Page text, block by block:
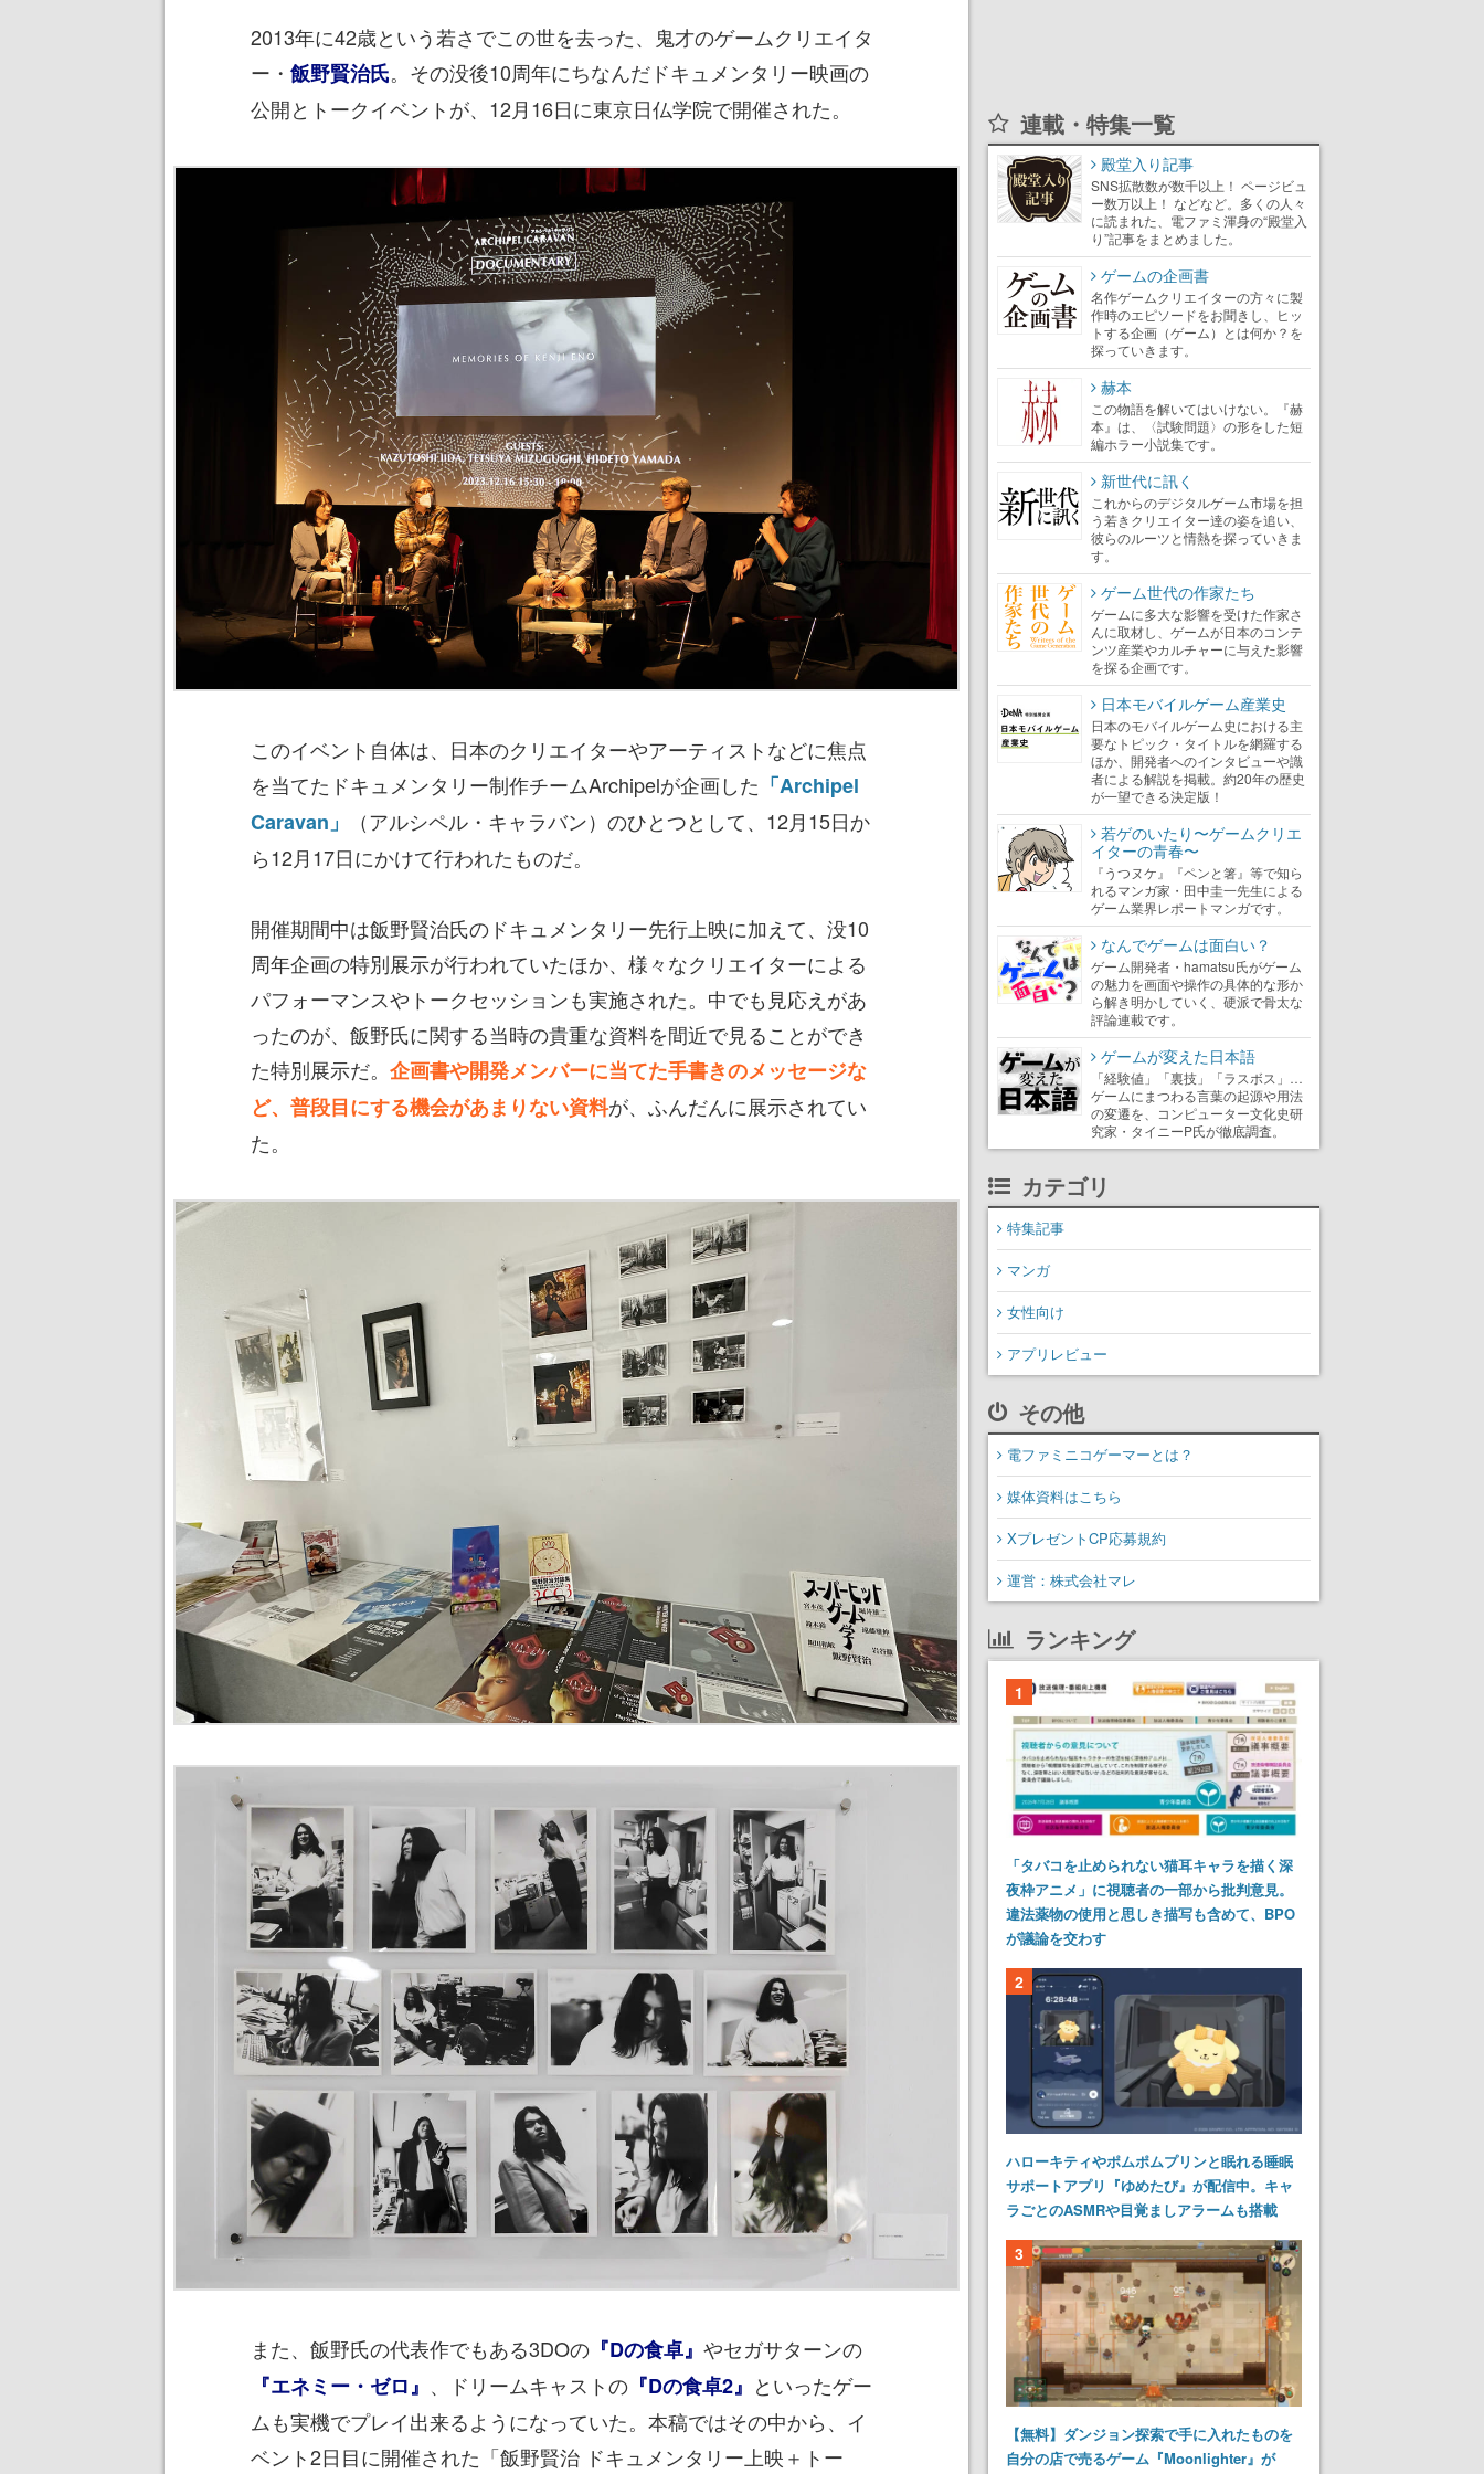
2013年に42歳という若さでこの世を去った、鬼才のゲームクリエイタ
ー・ 飯野賢治氏。その没後10周年にちなんだドキュメンタリー映画の
公開とトークイベントが、12月16日に東京日仏学院で開催された。
このイベント自体は、日本のクリエイターやアーティストなどに焦点
を当てたドキュメンタリー制作チームArchipelが企画した 「Archipel
Caravan」
（アルシペル・キャラバン）のひとつとして、12月15日か
ら12月17日にかけて行われたものだ。
開催期間中は飯野賢治氏のドキュメンタリー先行上映に加えて、没10
周年企画の特別展示が行われていたほか、様々なクリエイターによる
パフォーマンスやトークセッションも実施された。中でも見応えがあ
ったのが、飯野氏に関する当時の貴重な資料を間近で見ることができ
た特別展示だ。 企画書や開発メンバーに当てた手書きのメッセージな
ど、普段目にする機会があまりない資料が、ふんだんに展示されてい
た。
また、飯野氏の代表作でもある3DOの 『Dの食卓』 やセガサターンの
『エネミー・ゼロ』 、ドリームキャストの 『Dの食卓2』 といったゲー
ムも実機でプレイ出来るようになっていた。本稿ではその中から、イ
ベント2日目に開催された「飯野賢治 ドキュメンタリー上映＋トー
連載・特集一覧
殿堂入り記事
SNS拡散数が数千以上！ ページビュ
ー数万以上！ などなど。多くの人々
に読まれた、電ファミ渾身の“殿堂入
り”記事をまとめました。
ゲームの企画書
名作ゲームクリエイターの方々に製
作時のエピソードをお聞きし、ヒッ
トする企画（ゲーム）とは何か？を
探っていきます。
赫本
この物語を解いてはいけない。『赫
本』は、〈試験問題〉の形をした短
編ホラー小説集です。
新世代に訊く
これからのデジタルゲーム市場を担
う若きクリエイター達の姿を追い、
彼らのルーツと情熱を探っていきま
す。
ゲーム世代の作家たち
ゲームに多大な影響を受けた作家さ
んに取材し、ゲームが日本のコンテ
ンツ産業やカルチャーに与えた影響
を探る企画です。
日本モバイルゲーム産業史
日本のモバイルゲーム史における主
要なトピック・タイトルを網羅する
ほか、開発者へのインタビューや識
者による解説を掲載。約20年の歴史
が一望できる決定版！
若ゲのいたり〜ゲームクリエ
イターの青春〜
『うつヌケ』『ペンと箸』等で知ら
れるマンガ家・田中圭一先生による
ゲーム業界レポートマンガです。
なんでゲームは面白い？
ゲーム開発者・hamatsu氏がゲーム
の魅力を画面や操作の具体的な形か
ら解き明かしていく、硬派で骨太な
評論連載です。
ゲームが変えた日本語
「経験値」「裏技」「ラスボス」…
ゲームにまつわる言葉の起源や用法
の変遷を、コンピューター文化史研
究家・タイニーP氏が徹底調査。
カテゴリ
特集記事
マンガ
女性向け
アプリレビュー
その他
電ファミニコゲーマーとは？
媒体資料はこちら
XプレゼントCP応募規約
運営：株式会社マレ
ランキング
1
「タバコを止められない猫耳キャラを描く深
夜枠アニメ」に視聴者の一部から批判意見。
違法薬物の使用と思しき描写も含めて、BPO
が議論を交わす
2
ハローキティやポムポムプリンと眠れる睡眠
サポートアプリ『ゆめたび』が配信中。キャ
ラごとのASMRや目覚ましアラームも搭載
3
【無料】ダンジョン探索で手に入れたものを
自分の店で売るゲーム『Moonlighter』が